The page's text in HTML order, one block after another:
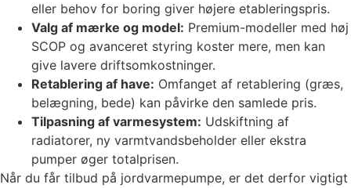
eller behov for boring giver højere etableringspris.
Valg af mærke og model: Premium-modeller med høj
SCOP og avanceret styring koster mere, men kan
give lavere driftsomkostninger.
Retablering af have: Omfanget af retablering (græs,
belægning, bede) kan påvirke den samlede pris.
Tilpasning af varmesystem: Udskiftning af
radiatorer, ny varmtvandsbeholder eller ekstra
pumper øger totalprisen.
Når du får tilbud på jordvarmepumpe, er det derfor vigtigt